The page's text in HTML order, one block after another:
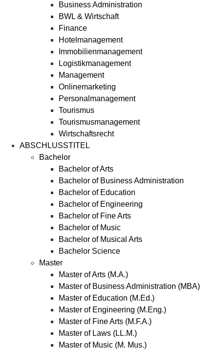
Business Administration
BWL & Wirtschaft
Finance
Hotelmanagement
Immobilienmanagement
Logistikmanagement
Management
Onlinemarketing
Personalmanagement
Tourismus
Tourismusmanagement
Wirtschaftsrecht
ABSCHLUSSTITEL
Bachelor
Bachelor of Arts
Bachelor of Business Administration
Bachelor of Education
Bachelor of Engineering
Bachelor of Fine Arts
Bachelor of Music
Bachelor of Musical Arts
Bachelor Science
Master
Master of Arts (M.A.)
Master of Business Administration (MBA)
Master of Education (M.Ed.)
Master of Engineering (M.Eng.)
Master of Fine Arts (M.F.A.)
Master of Laws (LL.M.)
Master of Music (M. Mus.)